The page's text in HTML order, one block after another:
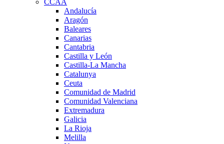
Andalucía
Aragón
Baleares
Canarias
Cantabria
Castilla y León
Castilla-La Mancha
Catalunya
Ceuta
Comunidad de Madrid
Comunidad Valenciana
Extremadura
Galicia
La Rioja
Melilla